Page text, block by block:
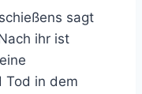
sagt
ihr ist
Tod in dem